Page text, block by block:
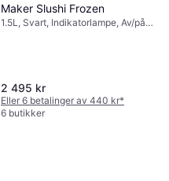
Maker Slushi Frozen
1.5L, Svart, Indikatorlampe, Av/på-
2 495 kr
Eller 6 betalinger av 440 kr*
6 butikker